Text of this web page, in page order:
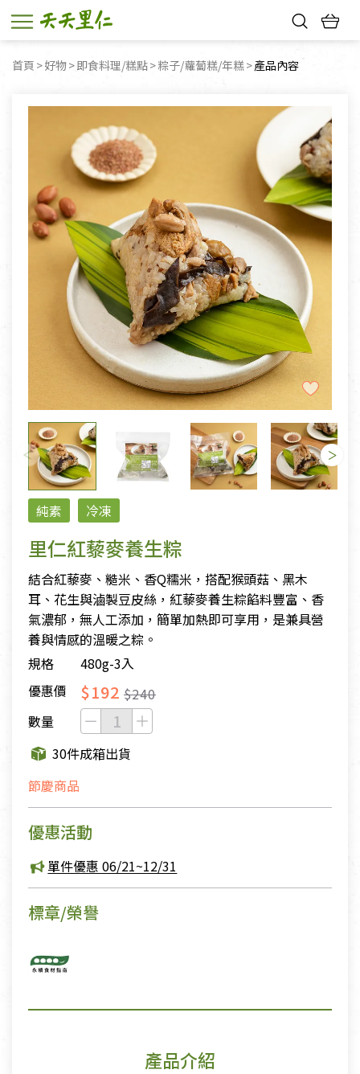
首頁 好物 即食料理/糕點 粽子/蘿蔔糕/年糕 目前頁面：
產品內容
純素 冷凍
里仁紅藜麥養生粽
結合紅藜麥、糙米、香Q糯米，搭配猴頭菇、黑木
耳、花生與滷製豆皮絲，紅藜麥養生粽餡料豐富、香
氣濃郁，無人工添加，簡單加熱即可享用，是兼具營
養與情感的溫暖之粽。
規格
480g-3入
優惠價
$192 $240
數量
30件成箱出貨
節慶商品
優惠活動
單件優惠 06/21~12/31
標章/榮譽
產品介紹